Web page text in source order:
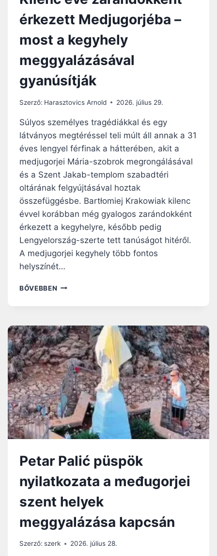
érkezett Medjugorjéba –
most a kegyhely
meggyalázásával
gyanúsítják
Szerző: Harasztovics Arnold 2026. július 29.
Súlyos személyes tragédiákkal és egy
látványos megtéréssel teli múlt áll annak a 31
éves lengyel férfinak a hátterében, akit a
medjugorjei Mária-szobrok megrongálásával
és a Szent Jakab-templom szabadtéri
oltárának felgyújtásával hoztak
összefüggésbe. Bartłomiej Krakowiak kilenc
évvel korábban még gyalogos zarándokként
érkezett a kegyhelyre, később pedig
Lengyelország-szerte tett tanúságot hitéről.
A medjugorjei kegyhely több fontos
helyszínét…
BŐVEBBEN K
N
C
É
V
E
Z
A
R
Á
N
D
O
K
N
É
K
E
Z
Petar Palić püspök
nyilatkozata a međugorjei
szent helyek
meggyalázása kapcsán
Szerző: szerk 2026. július 28.